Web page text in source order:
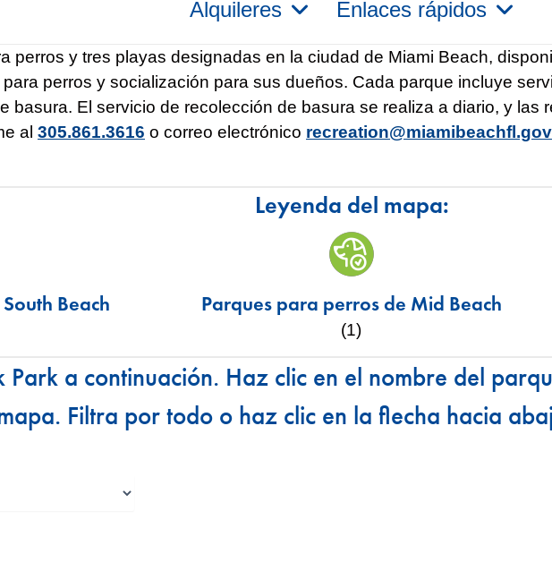
Alquileres Enlaces rápidos
perros y tres playas designadas en la ciudad de Miami Beach,
perros y socialización para sus dueños. Cada parque incluye
basura. El servicio de recolección de basura se realiza a diario, y
al 305.861.3616 o correo electrónico recreation@miamibeachfl.gov
Leyenda del mapa:
Beach Parques para perros de Mid Beach
(1)
Park a continuación. Haz clic en el nombre del
Filtra por todo o haz clic en la flecha hacia